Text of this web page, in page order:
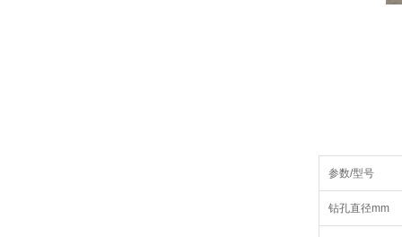
参数/型号
钻孔直径mm